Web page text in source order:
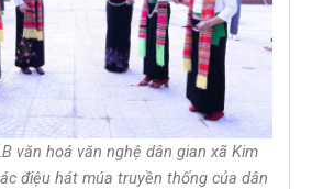
văn hoá văn nghệ dân gian xã Kim
điệu hát múa truyền thống của dân